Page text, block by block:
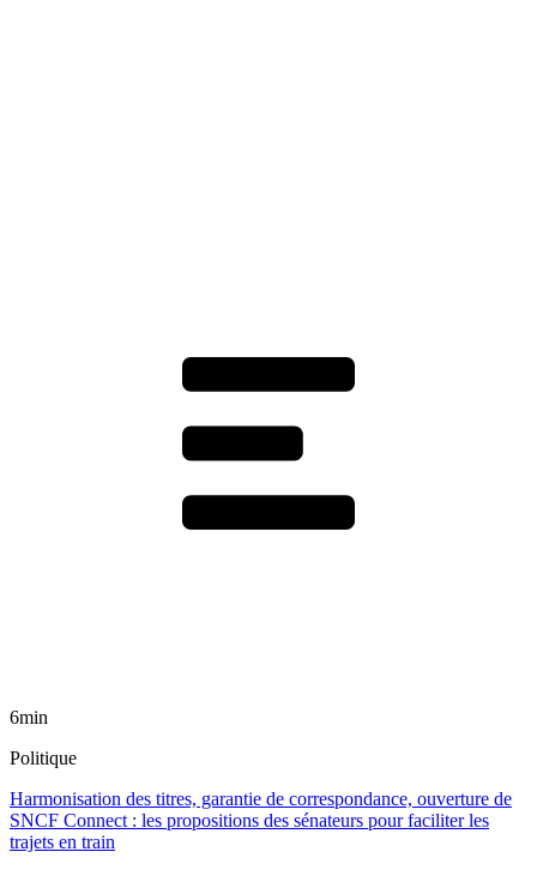
6min
Politique
Harmonisation des titres, garantie de correspondance, ouverture de
SNCF Connect : les propositions des sénateurs pour faciliter les
trajets en train